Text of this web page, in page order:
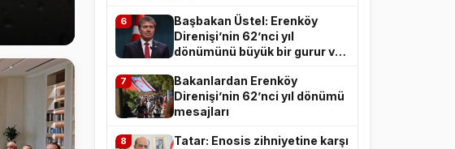
6
Başbakan Üstel: Erenköy
Direnişi’nin 62’nci yıl
dönümünü büyük bir gurur ve
7
Bakanlardan Erenköy
Direnişi’nin 62’nci yıl dönümü
mesajları
8
Tatar: Enosis zihniyetine karşı